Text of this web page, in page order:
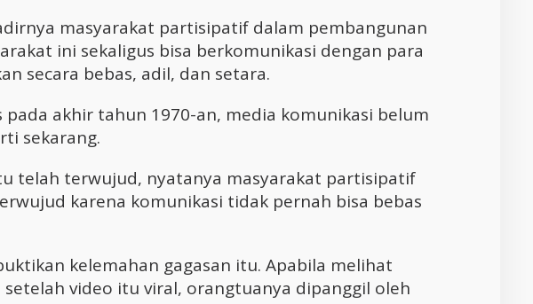
masyarakat partisipatif dalam pembangunan
ini sekaligus bisa berkomunikasi dengan para
secara bebas, adil, dan setara.
pada akhir tahun 1970-an, media komunikasi belum
sekarang.
telah terwujud, nyatanya masyarakat partisipatif
karena komunikasi tidak pernah bisa bebas
kelemahan gagasan itu. Apabila melihat
setelah video itu viral, orangtuanya dipanggil oleh